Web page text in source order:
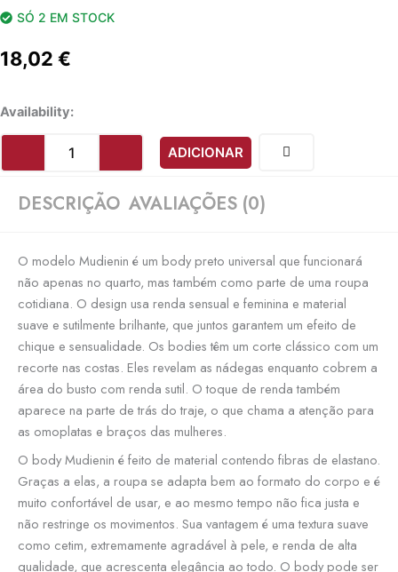
SÓ 2 EM STOCK
18,02 €
Availability:
ADICIONAR
DESCRIÇÃO AVALIAÇÕES (0)
O modelo Mudienin é um body preto universal que funcionará
não apenas no quarto, mas também como parte de uma roupa
cotidiana. O design usa renda sensual e feminina e material
suave e sutilmente brilhante, que juntos garantem um efeito de
chique e sensualidade. Os bodies têm um corte clássico com um
recorte nas costas. Eles revelam as nádegas enquanto cobrem a
área do busto com renda sutil. O toque de renda também
aparece na parte de trás do traje, o que chama a atenção para
as omoplatas e braços das mulheres.
O body Mudienin é feito de material contendo fibras de elastano.
Graças a elas, a roupa se adapta bem ao formato do corpo e é
muito confortável de usar, e ao mesmo tempo não fica justa e
não restringe os movimentos. Sua vantagem é uma textura suave
como cetim, extremamente agradável à pele, e renda de alta
qualidade, que acrescenta elegância ao todo. O body pode ser